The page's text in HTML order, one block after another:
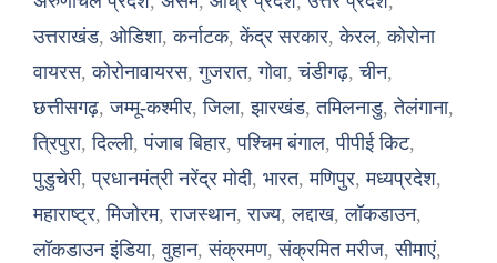
उत्तराखंड, ओडिशा,कर्नाटक,केंद्र सरकार,केरल,कोरोना
वायरस,कोरोनावायरस,गुजरात,गोवा,चंडीगढ़,चीन,
छत्तीसगढ़,जम्मू-कश्मीर,जिला,झारखंड,तमिलनाडु,तेलंगाना,
त्रिपुरा,दिल्ली,पंजाब बिहार,पश्चिम बंगाल,पीपीई किट,
पुडुचेरी,प्रधानमंत्री नरेंद्र मोदी, भारत,मणिपुर,मध्यप्रदेश,
महाराष्ट्र,मिजोरम,राजस्थान,राज्य,लद्दाख,लॉकडाउन,
लॉकडाउन इंडिया,वुहान,संक्रमण,संक्रमित मरीज,सीमाएं,